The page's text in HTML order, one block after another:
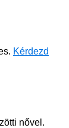
Kérdezd
nővel.